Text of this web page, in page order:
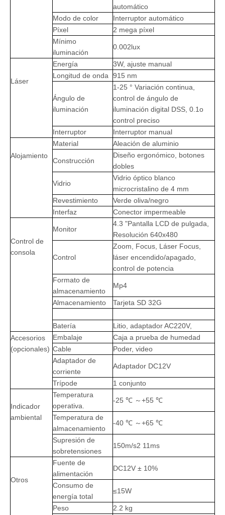
automático
Modo de color
Interruptor automático
Píxel
2 mega píxel
Mínimo
iluminación
0.002lux
Láser
Energía
3W, ajuste manual
Longitud de onda
915 nm
Ángulo de
iluminación
1-25 ° Variación continua,
control de ángulo de
iluminación digital DSS, 0.1o
control preciso
Interruptor
Interruptor manual
Alojamiento
Material Aleación de aluminio
Construcción
Diseño ergonómico, botones
dobles
Vidrio
Vidrio óptico blanco
microcristalino de 4 mm
Revestimiento
Verde oliva/negro
Interfaz
Conector impermeable
Control de
consola
Monitor
4.3 "Pantalla LCD de pulgada,
Resolución 640x480
Control
Zoom, Focus, Láser Focus,
láser encendido/apagado,
control de potencia
Formato de
almacenamiento
Mp4
Almacenamiento Tarjeta SD 32G
Batería
Litio, adaptador AC220V,
Accesorios
(opcionales)
Embalaje
Caja a prueba de humedad
Cable
Poder, video
Adaptador de
corriente
Adaptador DC12V
Trípode 1 conjunto
Indicador
ambiental
Temperatura
operativa.
-25 ℃ ～+55 ℃
Temperatura de
almacenamiento
-40 ℃ ～+65 ℃
Supresión de
sobretensiones
150m/s2 11ms
Otros
Fuente de
alimentación
DC12V ± 10%
Consumo de
energía total
≤15W
Peso 2.2 kg